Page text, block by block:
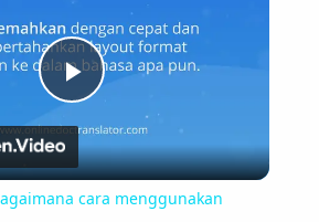
Play
Video
cara menggunakan